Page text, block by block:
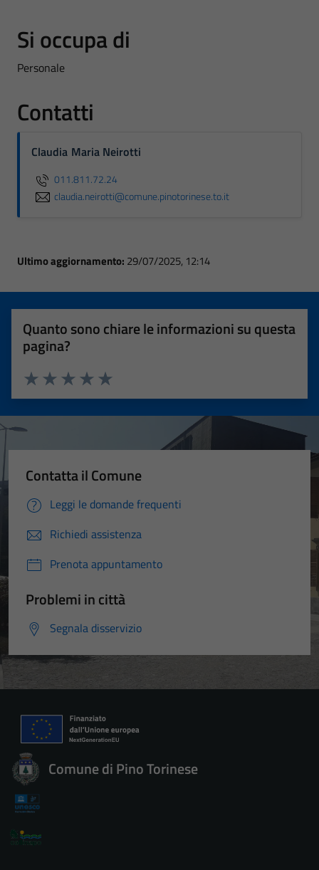
Si occupa di
Personale
Contatti
Claudia Maria Neirotti
011.811.72.24
claudia.neirotti@comune.pinotorinese.to.it
Ultimo aggiornamento: 29/07/2025, 12:14
Quanto sono chiare le informazioni su questa
pagina?
Valuta 5 stelle su 5
Valuta 4 stelle su 5
Valuta 3 stelle su 5
Valuta 2 stelle su 5
Valuta 1 stelle su 5
Contatta il Comune
Leggi le domande frequenti
Richiedi assistenza
Prenota appuntamento
Problemi in città
Segnala disservizio
Comune di Pino Torinese